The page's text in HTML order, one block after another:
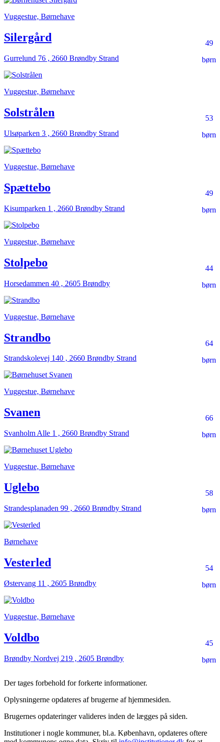
Vuggestue, Børnehave
49
børn
Silergård
Gurrelund 76 , 2660 Brøndby Strand
Vuggestue, Børnehave
53
børn
Solstrålen
Ulsøparken 3 , 2660 Brøndby Strand
Vuggestue, Børnehave
49
børn
Spættebo
Kisumparken 1 , 2660 Brøndby Strand
Vuggestue, Børnehave
44
børn
Stolpebo
Horsedammen 40 , 2605 Brøndby
Vuggestue, Børnehave
64
børn
Strandbo
Strandskolevej 140 , 2660 Brøndby Strand
Vuggestue, Børnehave
66
børn
Svanen
Svanholm Alle 1 , 2660 Brøndby Strand
Vuggestue, Børnehave
58
børn
Uglebo
Strandesplanaden 99 , 2660 Brøndby Strand
Børnehave
54
børn
Vesterled
Østervang 11 , 2605 Brøndby
Vuggestue, Børnehave
45
børn
Voldbo
Brøndby Nordvej 219 , 2605 Brøndby
Der tages forbehold for forkerte informationer.
Oplysningerne opdateres af brugerne af hjemmesiden.
Brugernes opdateringer valideres inden de lægges på siden.
Institutioner i nogle kommuner, bl.a. København, opdateres oftere